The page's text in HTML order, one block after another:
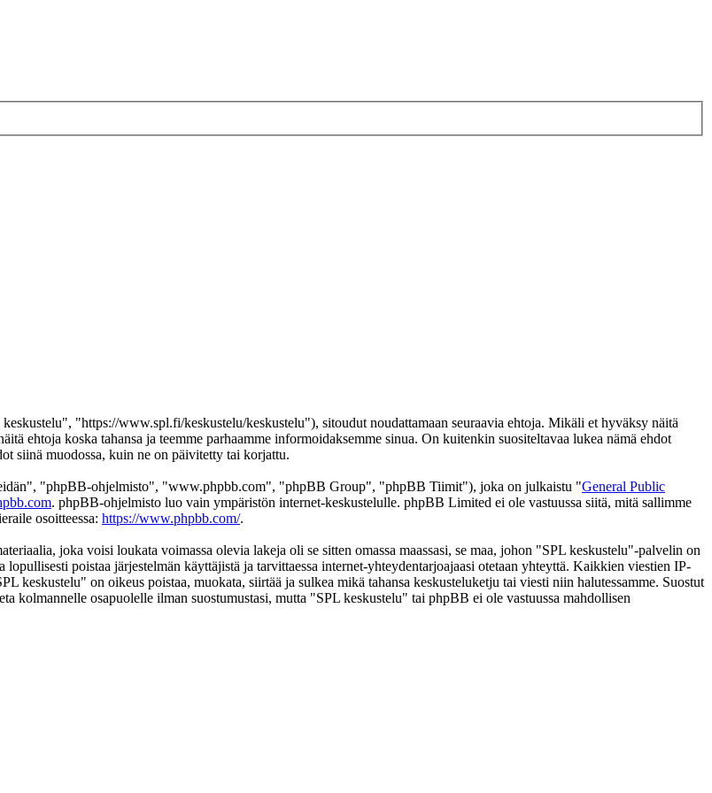
"https://www.spl.fi/keskustelu/keskustelu"), sitoudut noudattamaan seuraavia ehtoja. Mikäli et hyväksy näitä
ehtoja koska tahansa ja teemme parhaamme informoidaksemme sinua. On kuitenkin suositeltavaa lukea nämä ehdot
siinä muodossa, kuin ne on päivitetty tai korjattu.
"phpBB-ohjelmisto", "www.phpbb.com", "phpBB Group", "phpBB Tiimit"), joka on julkaistu "General Public
. phpBB-ohjelmisto luo vain ympäristön internet-keskustelulle. phpBB Limited ei ole vastuussa siitä, mitä sallimme
osoitteessa: https://www.phpbb.com/.
joka voisi loukata voimassa olevia lakeja oli se sitten omassa maassasi, se maa, johon "SPL keskustelu"-palvelin on
poistaa järjestelmän käyttäjistä ja tarvittaessa internet-yhteydentarjoajaasi otetaan yhteyttä. Kaikkien viestien IP-
keskustelu" on oikeus poistaa, muokata, siirtää ja sulkea mikä tahansa keskusteluketju tai viesti niin halutessamme. Suostut
kolmannelle osapuolelle ilman suostumustasi, mutta "SPL keskustelu" tai phpBB ei ole vastuussa mahdollisen